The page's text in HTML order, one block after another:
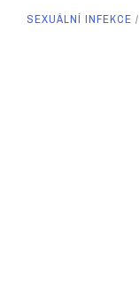
SEXUÁLNÍ INFEKCE